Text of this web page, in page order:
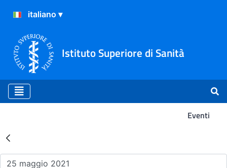
Istituto Superiore di Sanità
Eventi
Risultati della Ricerca -